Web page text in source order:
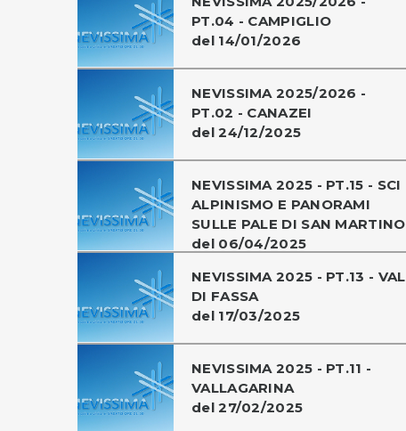
PT.04 - CAMPIGLIO
del 14/01/2026
NEVISSIMA 2025/2026 -
PT.02 - CANAZEI
del 24/12/2025
NEVISSIMA 2025 - PT.15 - SCI
ALPINISMO E PANORAMI
SULLE PALE DI SAN MARTINO
del 06/04/2025
NEVISSIMA 2025 - PT.13 - VAL
DI FASSA
del 17/03/2025
NEVISSIMA 2025 - PT.11 -
VALLAGARINA
del 27/02/2025